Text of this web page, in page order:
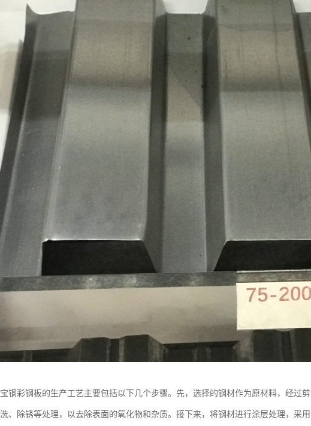
宝钢彩钢板的生产工艺主要包括以下几个步骤。先，选择的钢材作为原材料，经过
洗、除锈等处理，以去除表面的氧化物和杂质。接下来，将钢材进行涂层处理，采